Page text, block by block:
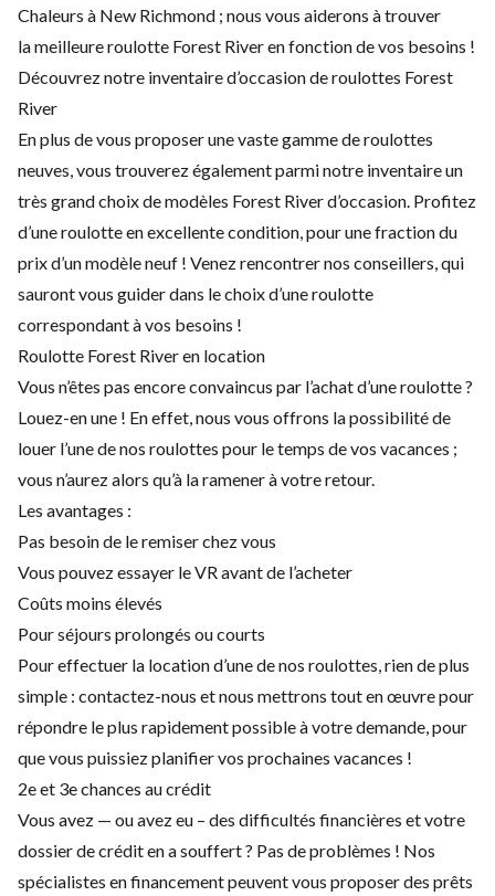
Chaleurs à New Richmond ; nous vous aiderons à trouver
la meilleure roulotte Forest River en fonction de vos besoins !
Découvrez notre inventaire d’occasion de roulottes Forest
River
En plus de vous proposer une vaste gamme de roulottes
neuves, vous trouverez également parmi notre inventaire un
très grand choix de modèles Forest River d’occasion. Profitez
d’une roulotte en excellente condition, pour une fraction du
prix d’un modèle neuf ! Venez rencontrer nos conseillers, qui
sauront vous guider dans le choix d’une roulotte
correspondant à vos besoins !
Roulotte Forest River en location
Vous n’êtes pas encore convaincus par l’achat d’une roulotte ?
Louez-en une ! En effet, nous vous offrons la possibilité de
louer l’une de nos roulottes pour le temps de vos vacances ;
vous n’aurez alors qu’à la ramener à votre retour.
Les avantages :
Pas besoin de le remiser chez vous
Vous pouvez essayer le VR avant de l’acheter
Coûts moins élevés
Pour séjours prolongés ou courts
Pour effectuer la location d’une de nos roulottes, rien de plus
simple : contactez-nous et nous mettrons tout en œuvre pour
répondre le plus rapidement possible à votre demande, pour
que vous puissiez planifier vos prochaines vacances !
2e et 3e chances au crédit
Vous avez — ou avez eu – des difficultés financières et votre
dossier de crédit en a souffert ? Pas de problèmes ! Nos
spécialistes en financement peuvent vous proposer des prêts